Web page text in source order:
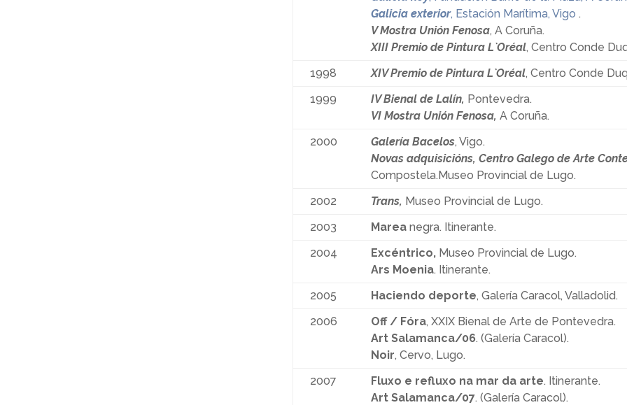
Galicia exterior, Estación Marítima, Vigo .
V Mostra Unión Fenosa, A Coruña.
XIII Premio de Pintura L`Oréal, Centro Conde
1998
XIV Premio de Pintura L`Oréal, Centro Conde
1999
IV Bienal de Lalín, Pontevedra.
VI Mostra Unión Fenosa, A Coruña.
2000
Galería Bacelos, Vigo.
Novas adquisicións, Centro Galego de Arte
Compostela.Museo Provincial de Lugo.
2002
Trans, Museo Provincial de Lugo.
2003
Mareanegra. Itinerante.
2004
Excéntrico, Museo Provincial de Lugo.
Ars Moenia. Itinerante.
2005
Haciendo deporte, Galería Caracol, Valladolid.
2006
Off / Fóra, XXIX Bienal de Arte de Pontevedra.
Art Salamanca/06. (Galería Caracol).
Noir, Cervo, Lugo.
2007
Fluxo e refluxo na mar da arte. Itinerante.
Art Salamanca/07. (Galería Caracol).